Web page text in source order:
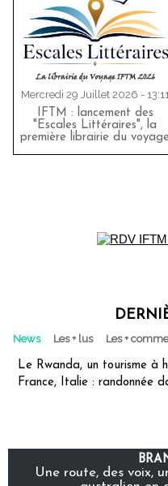
Mercredi 29 Juillet 2026 -
IFTM : lancement des
"Escales Littéraires", la
première librairie du
News Les + lus Les +
Le Rwanda, un tourisme à
France, Italie : randonnée
Une route, des voix,